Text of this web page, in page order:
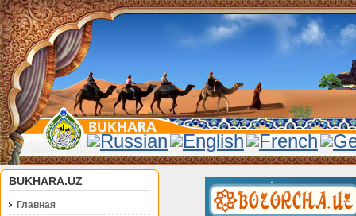
BUKHARA.UZ
Главная